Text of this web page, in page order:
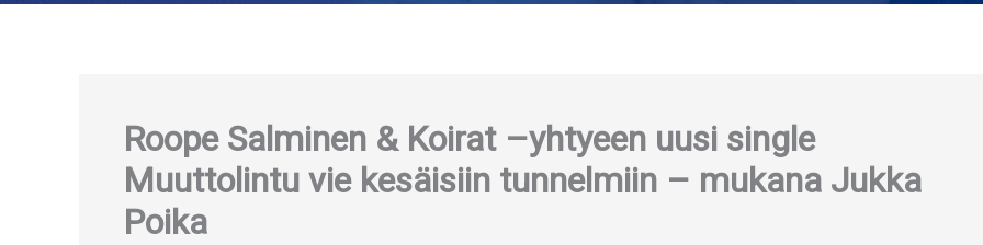
Roope Salminen & Koirat –yhtyeen uusi single
Muuttolintu vie kesäisiin tunnelmiin – mukana Jukka
Poika